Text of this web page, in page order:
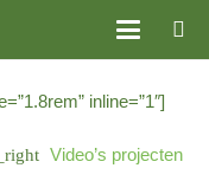
inline=”1″]
Video’s projecten